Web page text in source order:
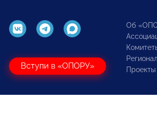
Вступи в «ОПОРУ»
Об
Проекты